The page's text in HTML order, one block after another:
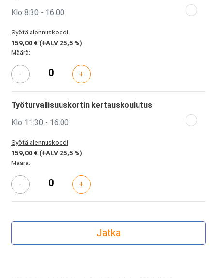
Klo 8:30 - 16:00
Syötä alennuskoodi
159,00 € (+ALV 25,5 %)
Määrä:
- +
Työturvallisuuskortin kertauskoulutus
Klo 11:30 - 16:00
Syötä alennuskoodi
159,00 € (+ALV 25,5 %)
Määrä:
- +